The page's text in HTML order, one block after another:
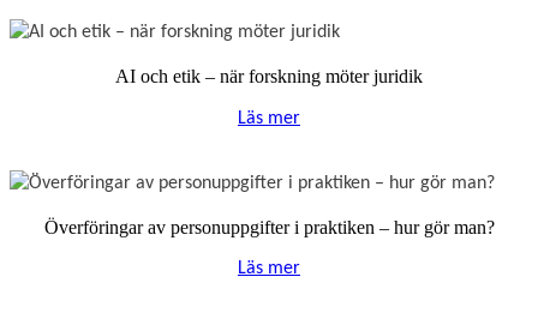
AI och etik – när forskning möter juridik
Läs mer
Överföringar av personuppgifter i praktiken – hur gör man?
Läs mer